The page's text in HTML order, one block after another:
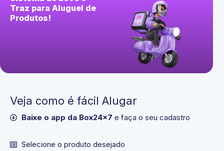
Traz para Aluguel de
Produtos!
Veja como é fácil Alugar
Baixe o app da Box24x7 e faça o seu cadastro
Selecione o produto desejado​